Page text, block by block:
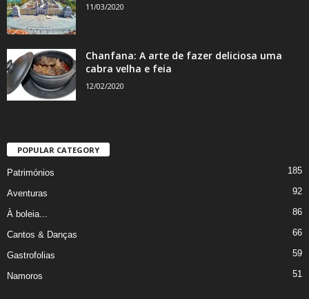
11/03/2020
Chanfana: A arte de fazer deliciosa uma
cabra velha e feia
12/02/2020
POPULAR CATEGORY
Patrimónios 185
Aventuras 92
À boleia... 86
Cantos & Danças 66
Gastrofolias 59
Namoros 51